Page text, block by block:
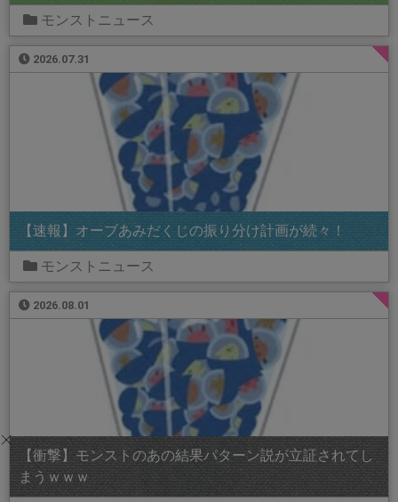
モンストニュース
2026.07.31
【速報】オーブあみだくじの振り分け計画が続々！
モンストニュース
2026.08.01
【衝撃】モンストのあの結果パターン説が立証されてし
まうｗｗｗ